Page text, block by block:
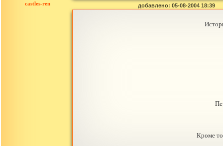
castles-ren добавлено: 05-08-2004 18:39
Кроме